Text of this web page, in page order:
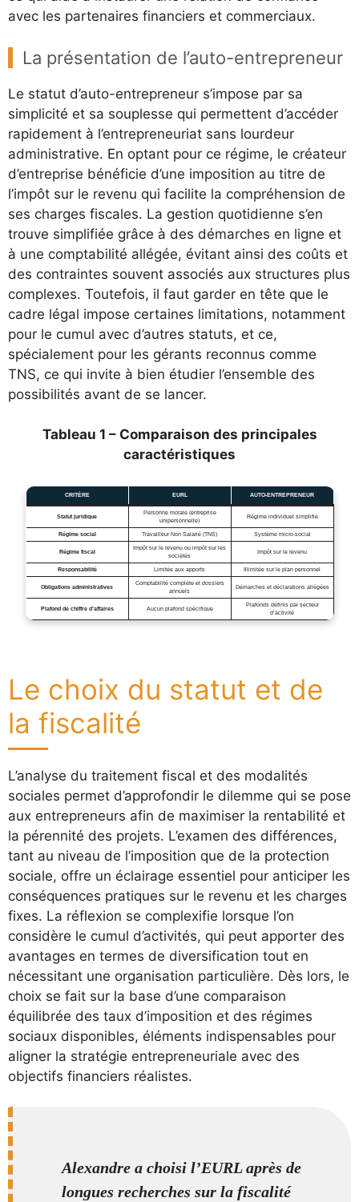
avec les partenaires financiers et commerciaux.
La présentation de l’auto-entrepreneur
Le statut d’auto-entrepreneur s’impose par sa
simplicité et sa souplesse qui permettent d’accéder
rapidement à l’entrepreneuriat sans lourdeur
administrative. En optant pour ce régime, le créateur
d’entreprise bénéficie d’une imposition au titre de
l’impôt sur le revenu qui facilite la compréhension de
ses charges fiscales. La gestion quotidienne s’en
trouve simplifiée grâce à des démarches en ligne et
à une comptabilité allégée, évitant ainsi des coûts et
des contraintes souvent associés aux structures plus
complexes. Toutefois, il faut garder en tête que le
cadre légal impose certaines limitations, notamment
pour le cumul avec d’autres statuts, et ce,
spécialement pour les gérants reconnus comme
TNS, ce qui invite à bien étudier l’ensemble des
possibilités avant de se lancer.
Tableau 1 – Comparaison des principales
caractéristiques
CRITÈRE EURL AUTO-ENTREPRENEUR
Statut juridique
Personne morale (entreprise
unipersonnelle)
Régime individuel simplifié
Régime social Travailleur Non Salarié (TNS) Système micro-social
Régime fiscal
Impôt sur le revenu ou impôt sur les
sociétés
Impôt sur le revenu
Responsabilité Limitée aux apports Illimitée sur le plan personnel
Obligations administratives
Comptabilité complète et dossiers
annuels
Démarches et déclarations allégées
Plafond de chiffre d’affaires Aucun plafond spécifique
Plafonds définis par secteur
d’activité
Le choix du statut et de
la fiscalité
L’analyse du traitement fiscal et des modalités
sociales permet d’approfondir le dilemme qui se pose
aux entrepreneurs afin de maximiser la rentabilité et
la pérennité des projets. L’examen des différences,
tant au niveau de l’imposition que de la protection
sociale, offre un éclairage essentiel pour anticiper les
conséquences pratiques sur le revenu et les charges
fixes. La réflexion se complexifie lorsque l’on
considère le cumul d’activités, qui peut apporter des
avantages en termes de diversification tout en
nécessitant une organisation particulière. Dès lors, le
choix se fait sur la base d’une comparaison
équilibrée des taux d’imposition et des régimes
sociaux disponibles, éléments indispensables pour
aligner la stratégie entrepreneuriale avec des
objectifs financiers réalistes.
Alexandre a choisi l’EURL après de
longues recherches sur la fiscalité